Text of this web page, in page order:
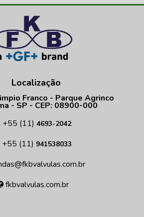
Localização
Franco - Parque Agrinco
- SP - CEP: 08900-000
+55 (11) 4693-2042
+55 (11) 941538033
fkbvalvulas.com.br